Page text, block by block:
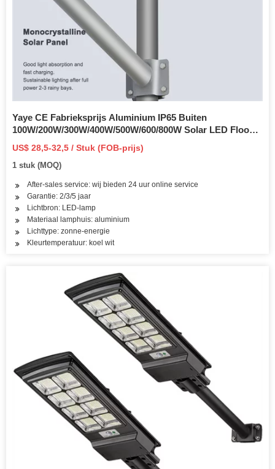
Yaye CE Fabrieksprijs Aluminium IP65 Buiten
100W/200W/300W/400W/500W/600/800W Solar LED Flood
Wall Garden Park Pathway Projector Afstandsbediening
Sensorlicht
US$ 28,5-32,5 / Stuk (FOB-prijs)
1 stuk (MOQ)
After-sales service: wij bieden 24 uur online service
Garantie: 2/3/5 jaar
Lichtbron: LED-lamp
Materiaal lamphuis: aluminium
Lichttype: zonne-energie
Kleurtemperatuur: koel wit